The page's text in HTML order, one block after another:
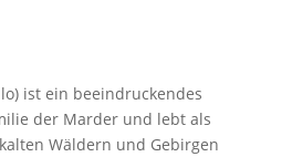
ist ein beeindruckendes
der Marder und lebt als
Wäldern und Gebirgen